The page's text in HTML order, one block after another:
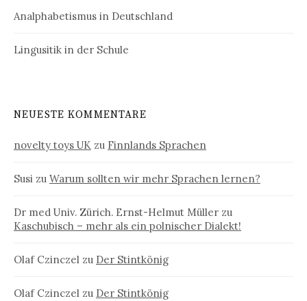
Analphabetismus in Deutschland
Lingusitik in der Schule
NEUESTE KOMMENTARE
novelty toys UK zu Finnlands Sprachen
Susi zu Warum sollten wir mehr Sprachen lernen?
Dr med Univ. Zürich. Ernst-Helmut Müller zu
Kaschubisch – mehr als ein polnischer Dialekt!
Olaf Czinczel zu Der Stintkönig
Olaf Czinczel zu Der Stintkönig